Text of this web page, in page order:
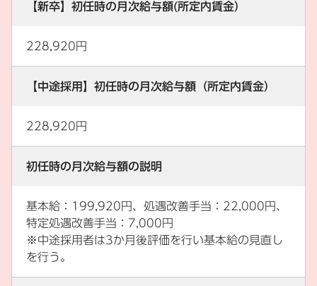
【新卒】初任時の月次給与額(所定内賃金）
228,920円
【中途採用】初任時の月次給与額（所定内賃金）
228,920円
初任時の月次給与額の説明
基本給：199,920円、処遇改善手当：22,000円、
特定処遇改善手当：7,000円
※中途採用者は3か月後評価を行い基本給の見直し
を行う。